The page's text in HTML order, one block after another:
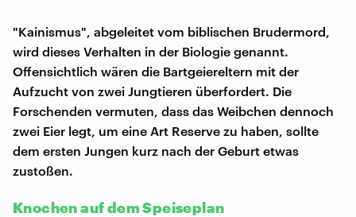
"Kainismus", abgeleitet vom biblischen Brudermord,
wird dieses Verhalten in der Biologie genannt.
Offensichtlich wären die Bartgeiereltern mit der
Aufzucht von zwei Jungtieren überfordert. Die
Forschenden vermuten, dass das Weibchen dennoch
zwei Eier legt, um eine Art Reserve zu haben, sollte
dem ersten Jungen kurz nach der Geburt etwas
zustoßen.
Knochen auf dem Speiseplan